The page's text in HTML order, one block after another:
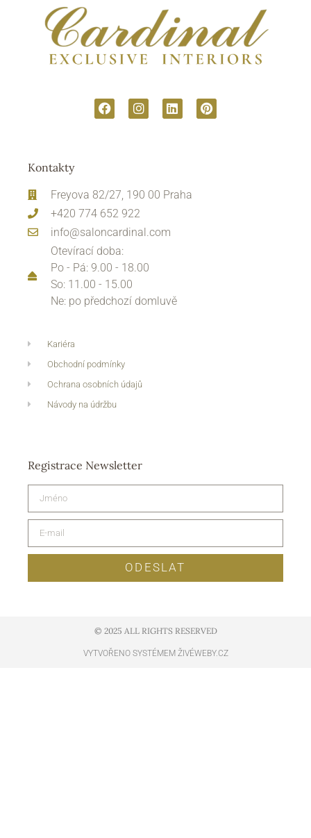
Kontakty
Freyova 82/27, 190 00 Praha
+420 774 652 922
info@saloncardinal.com
Otevírací doba:
Po - Pá: 9.00 - 18.00
So: 11.00 - 15.00
Ne: po předchozí domluvě
Kariéra
Obchodní podmínky
Ochrana osobních údajů
Návody na údržbu
Registrace Newsletter
ODESLAT
© 2025 ALL RIGHTS RESERVED​
VYTVOŘENO SYSTÉMEM ŽIVÉWEBY.CZ